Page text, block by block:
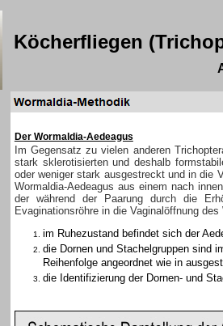
Köcherfliegen
Der Wormaldia-Aedeagus
Im Gegensatz zu vielen anderen
stark sklerotisierten und deshalb
oder weniger stark ausgestreckt und in die
Wormaldia-Aedeagus aus einem nach
der während der Paarung durch die
Evaginationsröhre in die Vaginalöffnung
im Ruhezustand befindet sich der
die Dornen und Stachelgruppen sind
Reihenfolge angeordnet wie in
die Identifizierung der Dornen- und